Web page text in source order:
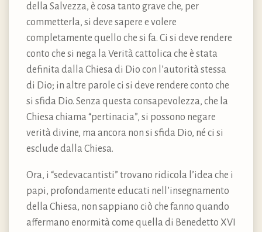
della Salvezza, è cosa tanto grave che, per
commetterla, si deve sapere e volere
completamente quello che si fa. Ci si deve rendere
conto che si nega la Verità cattolica che è stata
definita dalla Chiesa di Dio con l’autorità stessa
di Dio; in altre parole ci si deve rendere conto che
si sfida Dio. Senza questa consapevolezza, che la
Chiesa chiama “pertinacia”, si possono negare
verità divine, ma ancora non si sfida Dio, né ci si
esclude dalla Chiesa.
Ora, i “sedevacantisti” trovano ridicola l’idea che i
papi, profondamente educati nell’insegnamento
della Chiesa, non sappiano ciò che fanno quando
affermano enormità come quella di Benedetto XVI